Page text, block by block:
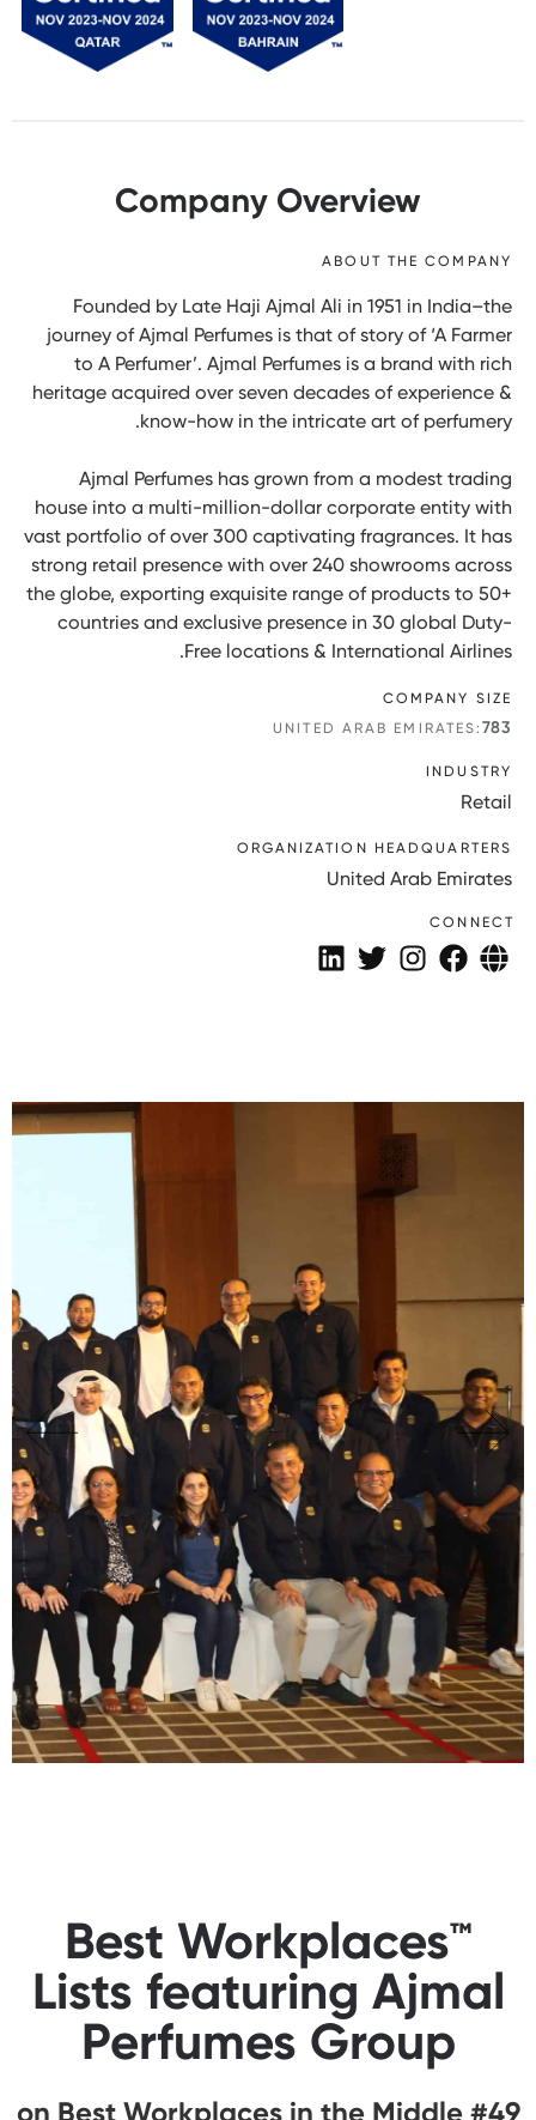
Company Overview
ABOUT THE COMPANY
Founded by Late Haji Ajmal Ali in 1951 in India–the
journey of Ajmal Perfumes is that of story of ‘A Farmer
to A Perfumer’. Ajmal Perfumes is a brand with rich
heritage acquired over seven decades of experience &
know-how in the intricate art of perfumery.
Ajmal Perfumes has grown from a modest trading
house into a multi-million-dollar corporate entity with
vast portfolio of over 300 captivating fragrances. It has
strong retail presence with over 240 showrooms across
the globe, exporting exquisite range of products to 50+
countries and exclusive presence in 30 global Duty-
Free locations & International Airlines.
COMPANY SIZE
UNITED ARAB EMIRATES:783
INDUSTRY
Retail
ORGANIZATION HEADQUARTERS
United Arab Emirates
CONNECT
Best Workplaces™
Lists featuring Ajmal
Perfumes Group
#49 on Best Workplaces in the Middle